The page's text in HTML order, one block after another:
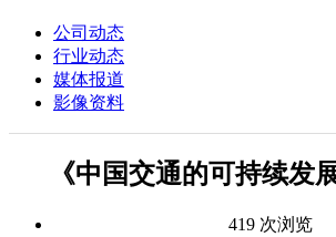
公司动态
行业动态
媒体报道
影像资料
《中国交通的可持续发
419 次浏览